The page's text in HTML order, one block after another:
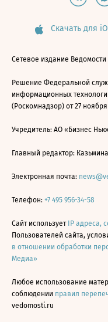
Скачать для
Сетевое издание
Решение Федеральной
информационных
(Роскомнадзор) от 27
Учредитель: АО «Бизнес
Главный редактор:
Электронная почта:
Телефон: +7 495 956-34-58
Сайт использует IP адреса,
Пользователей сайта,
в отношении обработки
Медиа»
Любое использование
соблюдении правил
vedomosti.ru